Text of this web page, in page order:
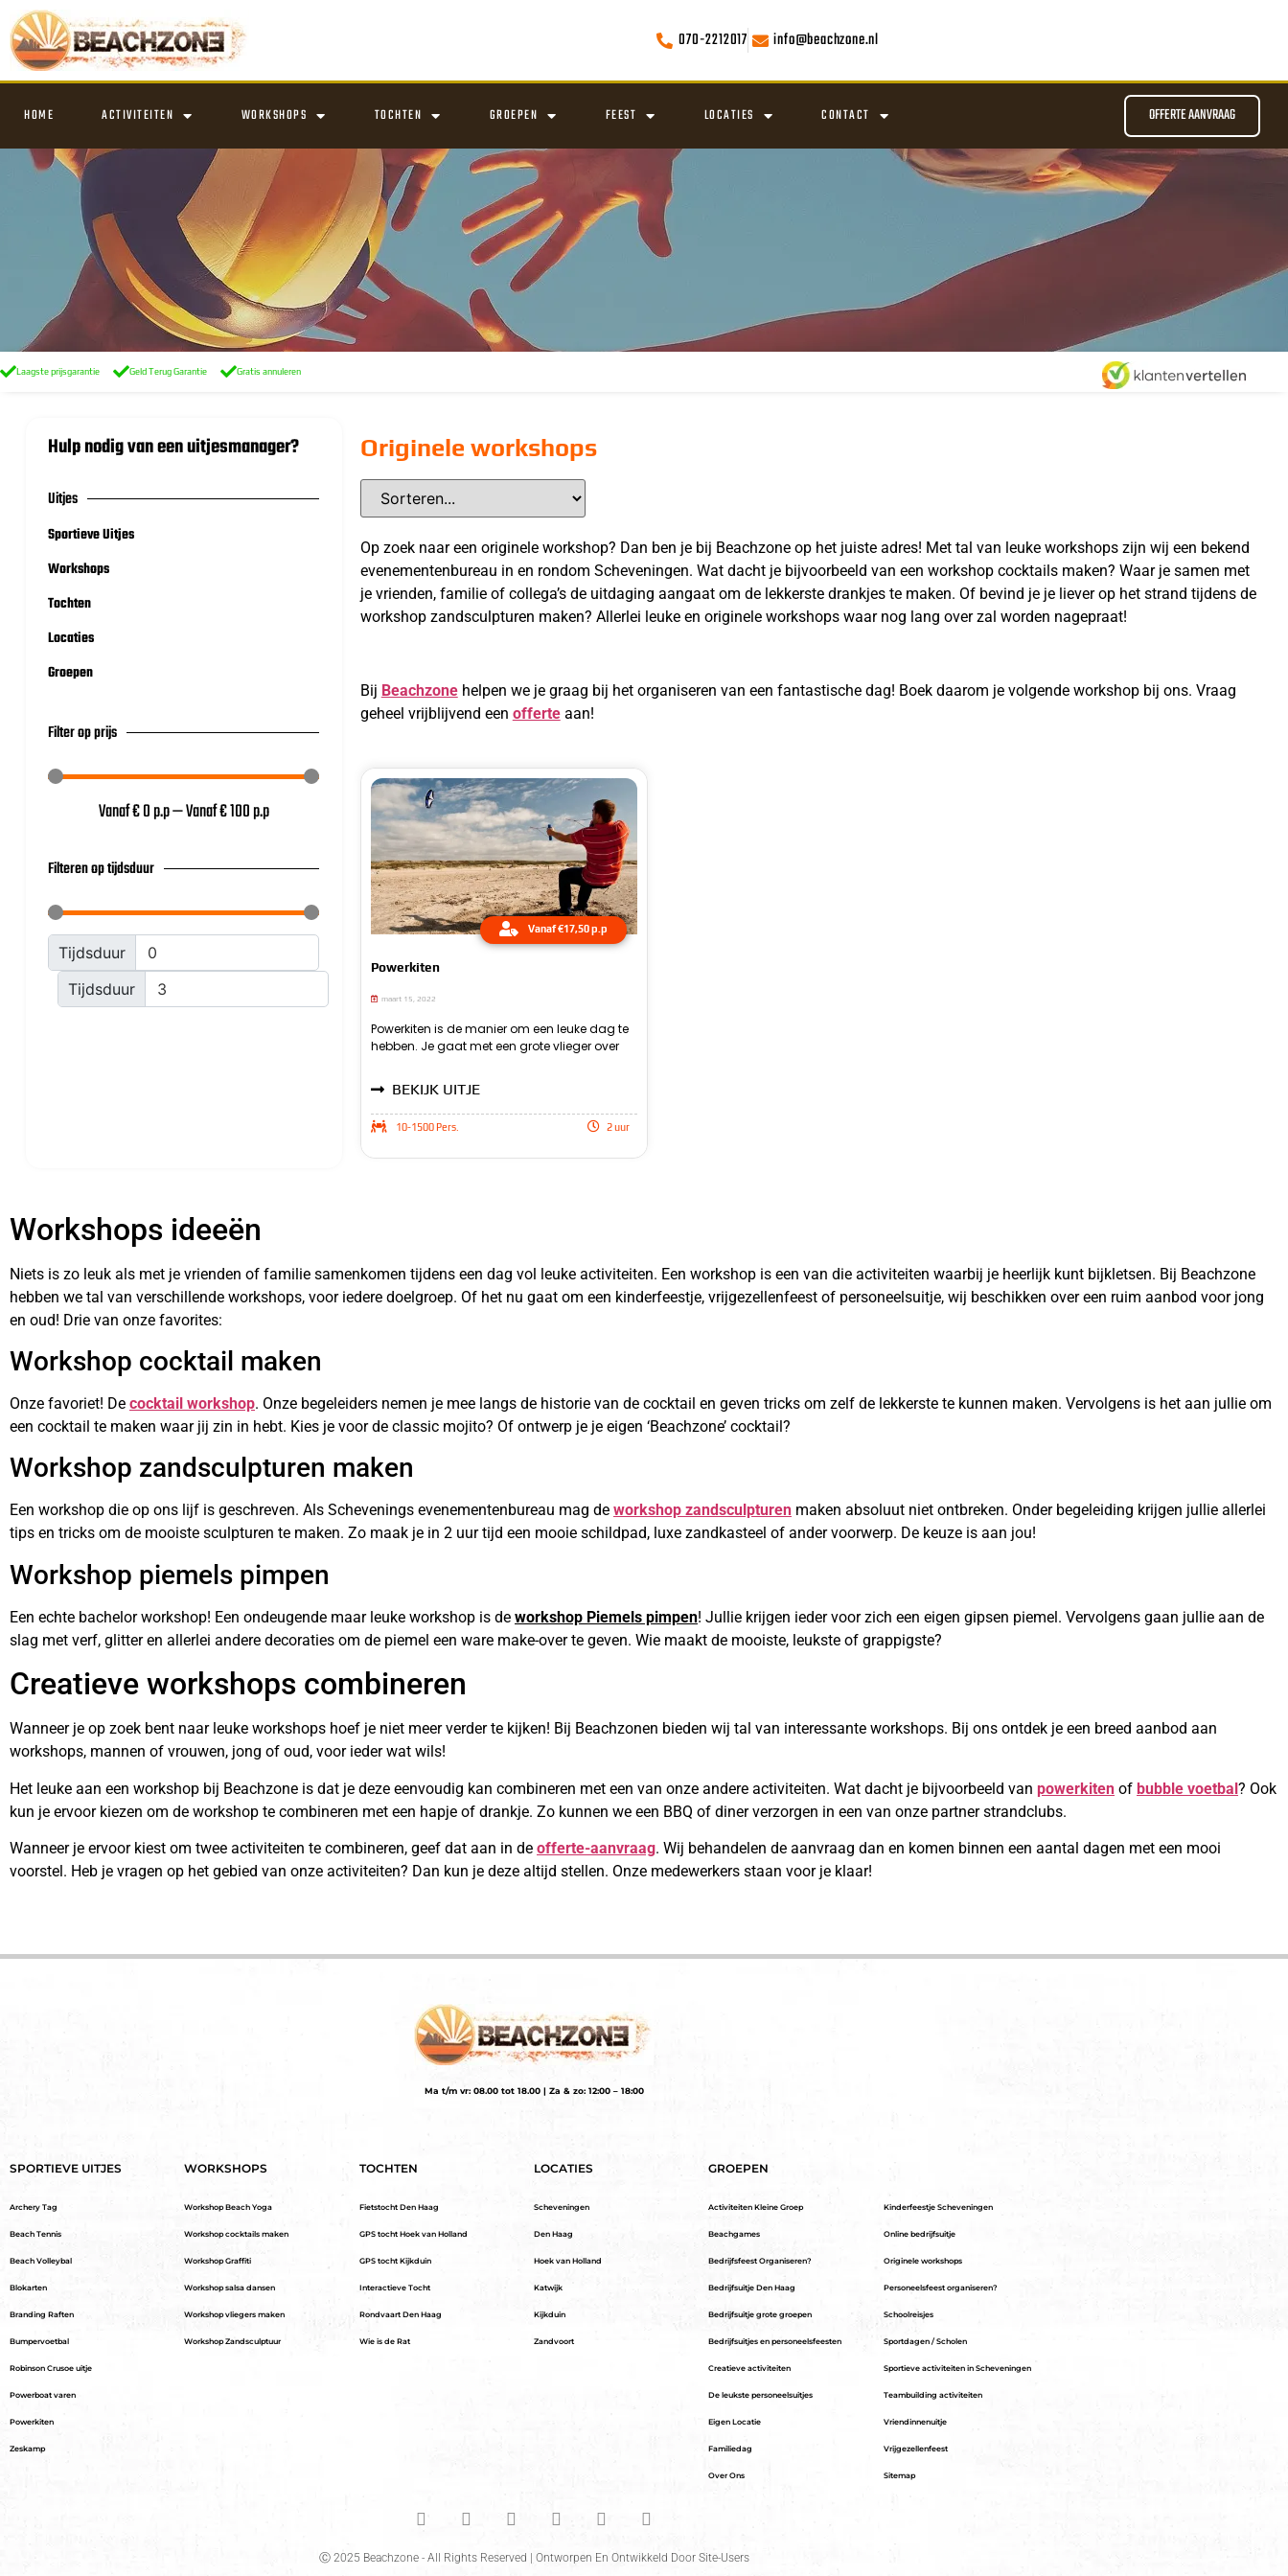
070-2212017 info@beachzone.nl
HOME ACTIVITEITEN WORKSHOPS TOCHTEN GROEPEN FEEST LOCATIES CONTACT OFFERTE AANVRAAG
Laagste prijsgarantie Geld Terug Garantie Gratis annuleren
Hulp nodig van een uitjesmanager?
Uitjes
Sportieve Uitjes
Workshops
Tochten
Locaties
Groepen
Filter op prijs
Vanaf €0p.p—Vanaf €100p.p
Filteren op tijdsduur
Tijdsduur
Tijdsduur
Originele workshops
Op zoek naar een originele workshop? Dan ben je bij Beachzone op het juiste adres! Met tal van leuke workshops zijn wij een bekend
evenementenbureau in en rondom Scheveningen. Wat dacht je bijvoorbeeld van een workshop cocktails maken? Waar je samen met
je vrienden, familie of collega’s de uitdaging aangaat om de lekkerste drankjes te maken. Of bevind je je liever op het strand tijdens de
workshop zandsculpturen maken? Allerlei leuke en originele workshops waar nog lang over zal worden nagepraat!
Bij Beachzonehelpen we je graag bij het organiseren van een fantastische dag! Boek daarom je volgende workshop bij ons. Vraag
geheel vrijblijvend een offerteaan!
Vanaf €17,50 p.p
Powerkiten
maart 15, 2022
Powerkiten is de manier om een leuke dag te
hebben. Je gaat met een grote vlieger over
het strand heen samen met je vrienden of
familie. Deze vlieger hou je in bedwang door
BEKIJK UITJE
10-1500 Pers. 2 uur
Workshops ideeën
Niets is zo leuk als met je vrienden of familie samenkomen tijdens een dag vol leuke activiteiten. Een workshop is een van die activiteiten waarbij je heerlijk kunt bijkletsen. Bij Beachzone
hebben we tal van verschillende workshops, voor iedere doelgroep. Of het nu gaat om een kinderfeestje, vrijgezellenfeest of personeelsuitje, wij beschikken over een ruim aanbod voor jong
en oud! Drie van onze favorites:
Workshop cocktail maken
Onze favoriet! De cocktail workshop. Onze begeleiders nemen je mee langs de historie van de cocktail en geven tricks om zelf de lekkerste te kunnen maken. Vervolgens is het aan jullie om
een cocktail te maken waar jij zin in hebt. Kies je voor de classic mojito? Of ontwerp je je eigen ‘Beachzone’ cocktail?
Workshop zandsculpturen maken
Een workshop die op ons lijf is geschreven. Als Schevenings evenementenbureau mag de workshop zandsculpturen maken absoluut niet ontbreken. Onder begeleiding krijgen jullie allerlei
tips en tricks om de mooiste sculpturen te maken. Zo maak je in 2 uur tijd een mooie schildpad, luxe zandkasteel of ander voorwerp. De keuze is aan jou!
Workshop piemels pimpen
Een echte bachelor workshop! Een ondeugende maar leuke workshop is de workshop Piemels pimpen! Jullie krijgen ieder voor zich een eigen gipsen piemel. Vervolgens gaan jullie aan de
slag met verf, glitter en allerlei andere decoraties om de piemel een ware make-over te geven. Wie maakt de mooiste, leukste of grappigste?
Creatieve workshops combineren
Wanneer je op zoek bent naar leuke workshops hoef je niet meer verder te kijken! Bij Beachzonen bieden wij tal van interessante workshops. Bij ons ontdek je een breed aanbod aan
workshops, mannen of vrouwen, jong of oud, voor ieder wat wils!
Het leuke aan een workshop bij Beachzone is dat je deze eenvoudig kan combineren met een van onze andere activiteiten. Wat dacht je bijvoorbeeld van powerkiten of bubble voetbal? Ook
kun je ervoor kiezen om de workshop te combineren met een hapje of drankje. Zo kunnen we een BBQ of diner verzorgen in een van onze partner strandclubs.
Wanneer je ervoor kiest om twee activiteiten te combineren, geef dat aan in de offerte-aanvraag. Wij behandelen de aanvraag dan en komen binnen een aantal dagen met een mooi
voorstel. Heb je vragen op het gebied van onze activiteiten? Dan kun je deze altijd stellen. Onze medewerkers staan voor je klaar!
Ma t/m vr: 08.00 tot 18.00 | Za & zo: 12:00 – 18:00
SPORTIEVE UITJES
Archery Tag
Beach Tennis
Beach Volleybal
Blokarten
Branding Raften
Bumpervoetbal
Robinson Crusoe uitje
Powerboat varen
Powerkiten
Zeskamp
WORKSHOPS
Workshop Beach Yoga
Workshop cocktails maken
Workshop Graffiti
Workshop salsa dansen
Workshop vliegers maken
Workshop Zandsculptuur
TOCHTEN
Fietstocht Den Haag
GPS tocht Hoek van Holland
GPS tocht Kijkduin
Interactieve Tocht
Rondvaart Den Haag
Wie is de Rat
LOCATIES
Scheveningen
Den Haag
Hoek van Holland
Katwijk
Kijkduin
Zandvoort
GROEPEN
Activiteiten Kleine Groep
Beachgames
Bedrijfsfeest Organiseren?
Bedrijfsuitje Den Haag
Bedrijfsuitje grote groepen
Bedrijfsuitjes en personeelsfeesten
Creatieve activiteiten
De leukste personeelsuitjes
Eigen Locatie
Familiedag
Over Ons
Kinderfeestje Scheveningen
Online bedrijfsuitje
Originele workshops
Personeelsfeest organiseren?
Schoolreisjes
Sportdagen / Scholen
Sportieve activiteiten in Scheveningen
Teambuilding activiteiten
Vriendinnenuitje
Vrijgezellenfeest
Sitemap
Ⓒ 2025 Beachzone - All Rights Reserved | Ontworpen En Ontwikkeld Door Site-Users